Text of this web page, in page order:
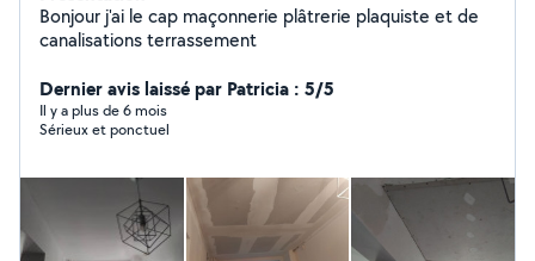
Bonjour j'ai le cap maçonnerie plâtrerie plaquiste et de
canalisations terrassement
Dernier avis laissé par Patricia : 5/5
Il y a plus de 6 mois
Sérieux et ponctuel